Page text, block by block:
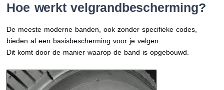
Hoe werkt velgrandbescherming?
De meeste moderne banden, ook zonder specifieke codes,
bieden al een basisbescherming voor je velgen.
Dit komt door de manier waarop de band is opgebouwd.